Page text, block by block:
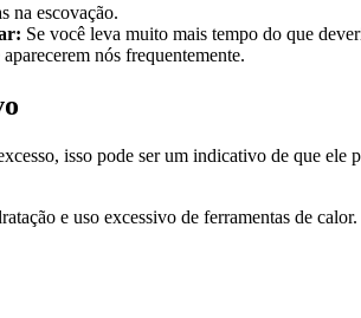
na escovação.
Se você leva muito mais tempo do que
aparecerem nós frequentemente.
isso pode ser um indicativo de que
e uso excessivo de ferramentas de